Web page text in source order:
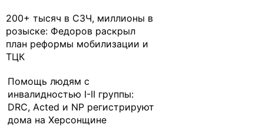
200+ тысяч в СЗЧ, миллионы в
розыске: Федоров раскрыл
план реформы мобилизации и
ТЦК
Помощь людям с
инвалидностью I-II группы:
DRC, Acted и NP регистрируют
дома на Херсонщине